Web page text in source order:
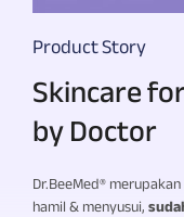
Product Story
Skincare
by Doctor
Dr.BeeMed®
hamil & menyusui,